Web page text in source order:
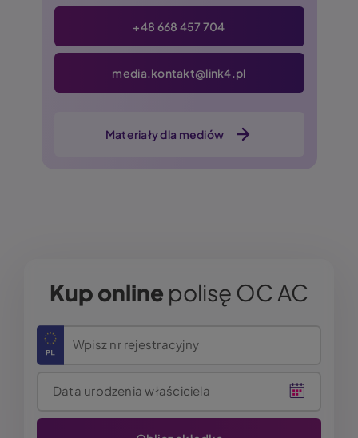
+48 668 457 704
media.kontakt@link4.pl
Materiały dla mediów
Kup online polisę OC AC
Wpisz nr rejestracyjny
Data urodzenia właściciela